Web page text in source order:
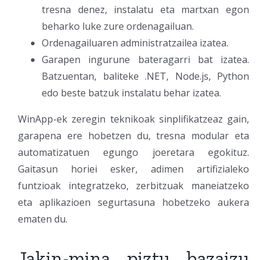
tresna denez, instalatu eta martxan egon
beharko luke zure ordenagailuan.
Ordenagailuaren administratzailea izatea.
Garapen ingurune bateragarri bat izatea.
Batzuentan, baliteke .NET, Node.js, Python
edo beste batzuk instalatu behar izatea.
WinApp-ek zeregin teknikoak sinplifikatzeaz gain,
garapena ere hobetzen du, tresna modular eta
automatizatuen egungo joeretara egokituz.
Gaitasun horiei esker, adimen artifizialeko
funtzioak integratzeko, zerbitzuak maneiatzeko
eta aplikazioen segurtasuna hobetzeko aukera
ematen du.